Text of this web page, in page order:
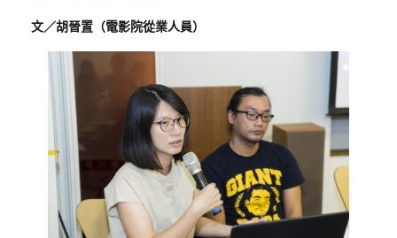
文／胡晉置（電影院從業人員）